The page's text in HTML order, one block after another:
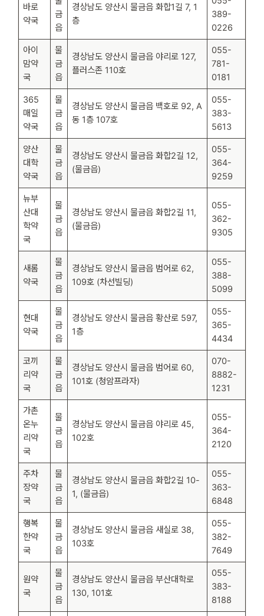
바로
약국
금
읍
경상남도 양산시 물금읍 화합1길 7, 1
층
389-
0226
아이
맘약
국
물
금
읍
경상남도 양산시 물금읍 야리로 127,
플러스존 110호
055-
781-
0181
365
매일
약국
물
금
읍
경상남도 양산시 물금읍 백호로 92, A
동 1층 107호
055-
383-
5613
양산
대학
약국
물
금
읍
경상남도 양산시 물금읍 화합2길 12,
(물금읍)
055-
364-
9259
뉴부
산대
학약
국
물
금
읍
경상남도 양산시 물금읍 화합2길 11,
(물금읍)
055-
362-
9305
새롬
약국
물
금
읍
경상남도 양산시 물금읍 범어로 62,
109호 (차선빌딩)
055-
388-
5099
현대
약국
물
금
읍
경상남도 양산시 물금읍 황산로 597,
1층
055-
365-
4434
코끼
리약
국
물
금
읍
경상남도 양산시 물금읍 범어로 60,
101호 (청암프라자)
070-
8882-
1231
가촌
온누
리약
국
물
금
읍
경상남도 양산시 물금읍 야리로 45,
102호
055-
364-
2120
주차
장약
국
물
금
읍
경상남도 양산시 물금읍 화합2길 10-
1, (물금읍)
055-
363-
6848
행복
한약
국
물
금
읍
경상남도 양산시 물금읍 새실로 38,
103호
055-
382-
7649
원약
국
물
금
읍
경상남도 양산시 물금읍 부산대학로
130, 101호
055-
383-
8188